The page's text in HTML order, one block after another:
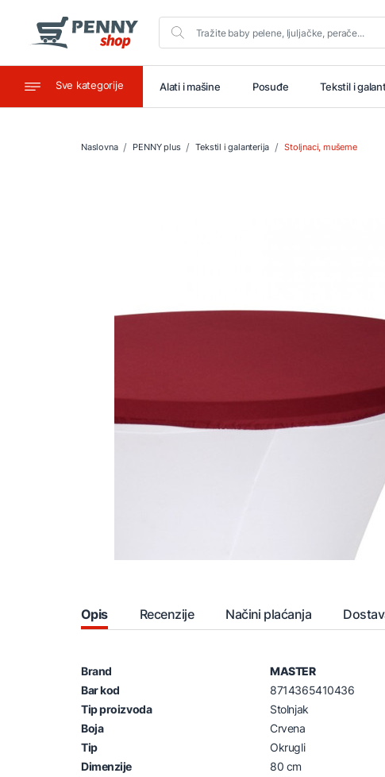
Sve kategorije
Ugostiteljstvo Alati i mašine Posuđe Tekstil i
Naslovna PENNY plus Tekstil i galanterija Stoljnaci, mušeme
Opis Recenzije Načini plaćanja
Brand
MASTER
Bar kod
8714365410436
Tip proizvoda
Stolnjak
Boja
Crvena
Tip
Okrugli
Dimenzije
80 cm